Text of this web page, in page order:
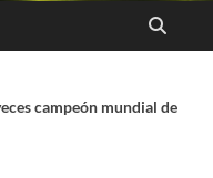
campeón mundial de